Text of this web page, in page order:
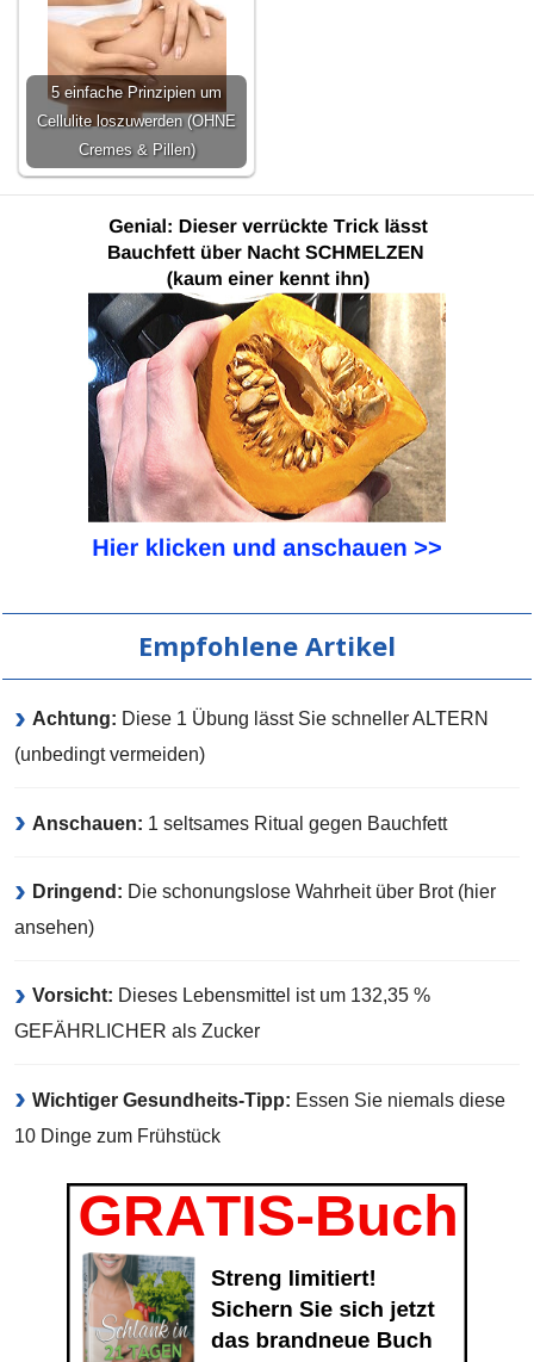
5 einfache Prinzipien um
Cellulite loszuwerden (OHNE
Cremes & Pillen)
Empfohlene Artikel
Achtung: Diese 1 Übung lässt Sie schneller ALTERN
(unbedingt vermeiden)
Anschauen: 1 seltsames Ritual gegen Bauchfett
Dringend: Die schonungslose Wahrheit über Brot (hier
ansehen)
Vorsicht: Dieses Lebensmittel ist um 132,35 %
GEFÄHRLICHER als Zucker
Wichtiger Gesundheits-Tipp: Essen Sie niemals diese
10 Dinge zum Frühstück